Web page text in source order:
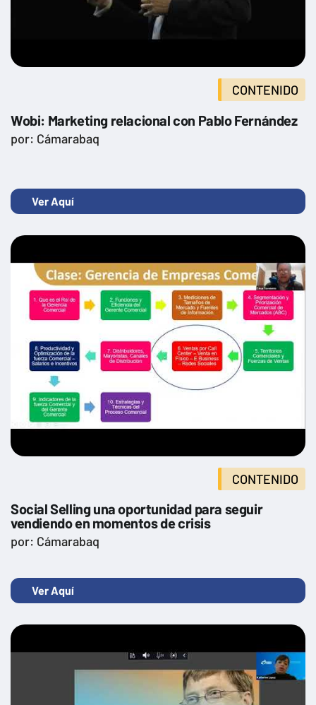
CONTENIDO
Wobi: Marketing relacional con Pablo Fernández
por: Cámarabaq
Ver Aquí
CONTENIDO
Social Selling una oportunidad para seguir
vendiendo en momentos de crisis
por: Cámarabaq
Ver Aquí